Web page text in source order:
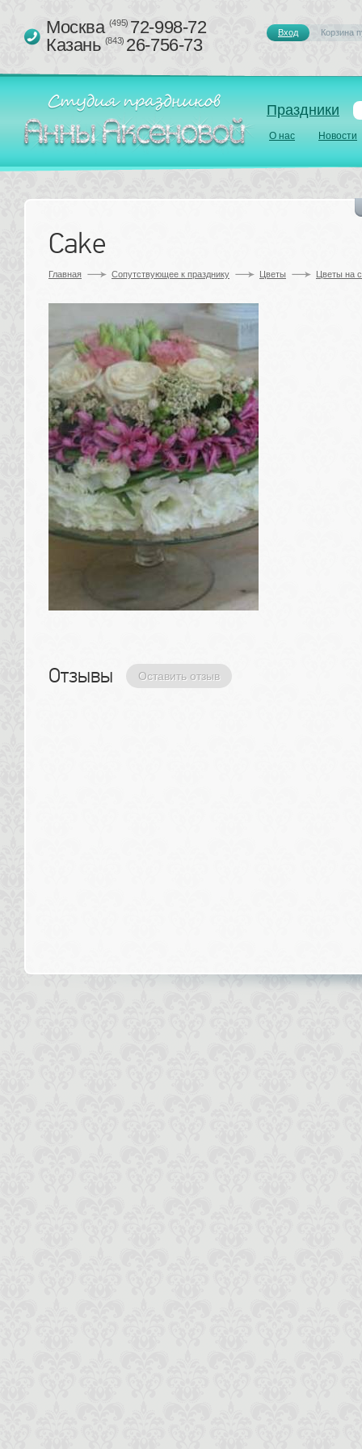
Праздники
О нас Новости
Москва (495)72-998-72
Казань (843)26-756-73
Вход Корзина
Cake
Главная Сопутствующее к празднику Цветы Цветы на
Отзывы Оставить отзыв